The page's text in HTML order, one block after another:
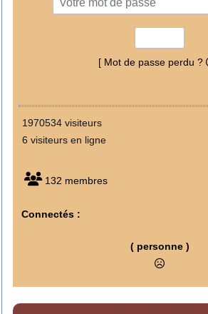
[ Mot de passe perdu ?
1970534 visiteurs
6 visiteurs en ligne
132 membres
Connectés :
( personne )